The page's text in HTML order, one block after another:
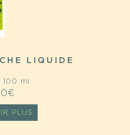
LIQUIDE
ml
€
PLUS